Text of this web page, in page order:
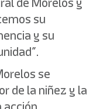
su
y su
se
de la niñez y la